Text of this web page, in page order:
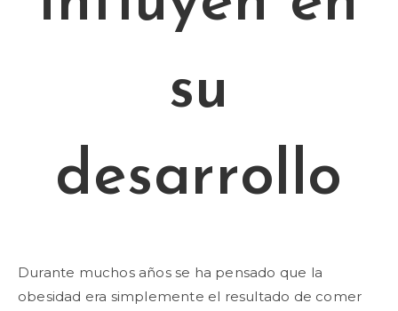
su
desarrollo
Durante muchos años se ha pensado que la
obesidad era simplemente el resultado de comer